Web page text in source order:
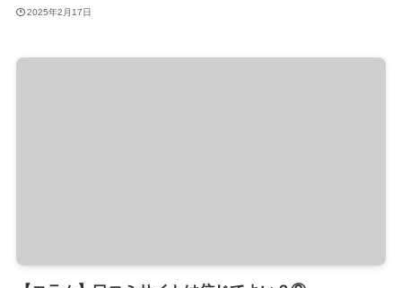
2025年2月17日